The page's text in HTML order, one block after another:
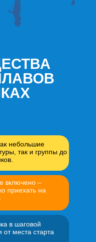
небольшие
так и группы до
включено –
приехать на
в шаговой
от места старта